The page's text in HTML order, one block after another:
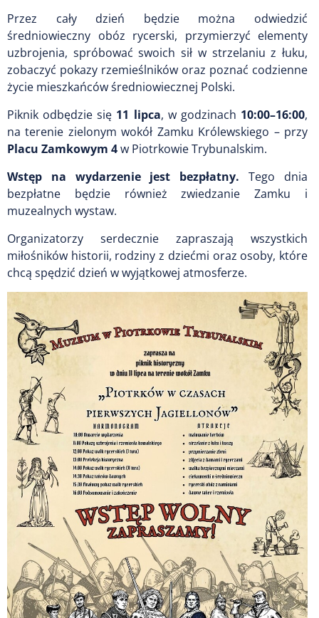
Przez cały dzień będzie można odwiedzić
średniowieczny obóz rycerski, przymierzyć elementy
uzbrojenia, spróbować swoich sił w strzelaniu z łuku,
zobaczyć pokazy rzemieślników oraz poznać codzienne
życie mieszkańców średniowiecznej Polski.
Piknik odbędzie się 11 lipca, w godzinach 10:00–16:00,
na terenie zielonym wokół Zamku Królewskiego – przy
Placu Zamkowym 4w Piotrkowie Trybunalskim.
Wstęp na wydarzenie jest bezpłatny. Tego dnia
bezpłatne będzie również zwiedzanie Zamku i
muzealnych wystaw.
Organizatorzy serdecznie zapraszają wszystkich
miłośników historii, rodziny z dziećmi oraz osoby, które
chcą spędzić dzień w wyjątkowej atmosferze.